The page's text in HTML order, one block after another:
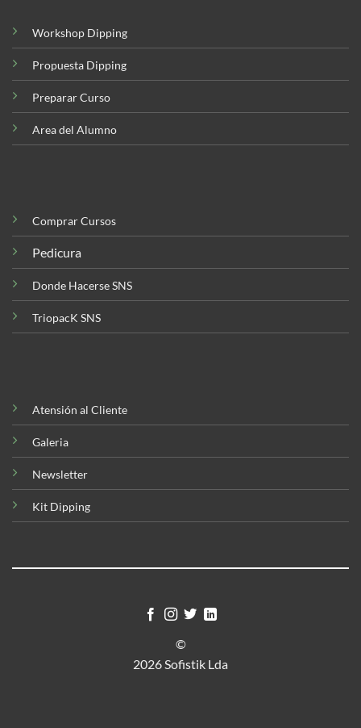
Workshop Dipping
Propuesta Dipping
Preparar Curso
Area del Alumno
Comprar Cursos
Pedicura
Donde Hacerse SNS
TriopacK SNS
Atensión al Cliente
Galeria
Newsletter
Kit Dipping
©
2026 Sofistik Lda